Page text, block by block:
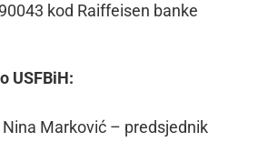
kod Raiffeisen banke
USFBiH:
Nina Marković – predsjednik